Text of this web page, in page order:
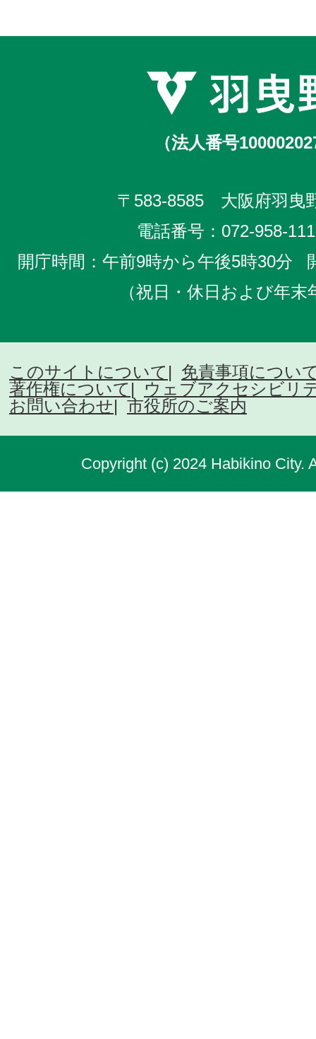
（法人番号
〒583-8585 大阪府羽曳
電話番号： 072-958-
開庁時間：午前9時から午後5時30分
（祝日・休日および年
このサイトについて
免責事項につい
著作権について
ウェブアクセシビリ
お問い合わせ
市役所のご案内
Copyright (c) 2024 Habikino City.